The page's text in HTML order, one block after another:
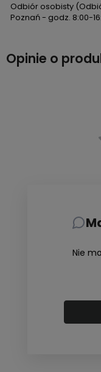
Odbiór osobisty
Poznań - godz. 8:00-
Opinie o
Nie